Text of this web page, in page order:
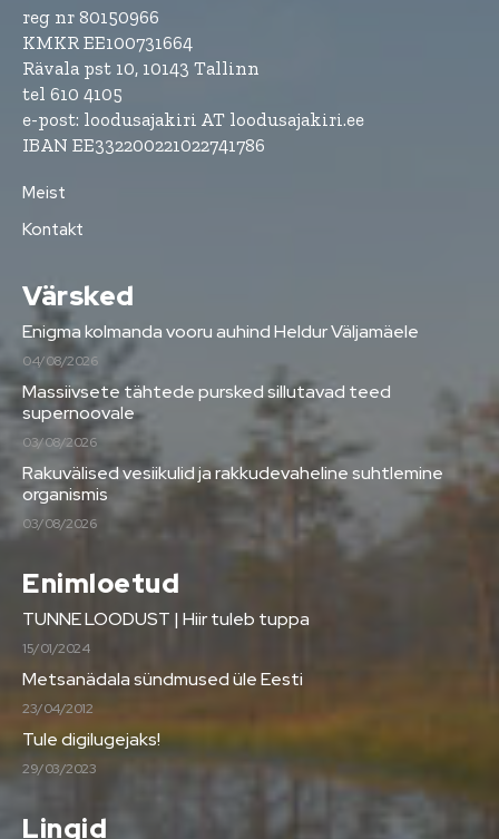
reg nr 80150966
KMKR EE100731664
Rävala pst 10, 10143 Tallinn
tel 610 4105
e-post: loodusajakiri AT loodusajakiri.ee
IBAN EE332200221022741786
Meist
Kontakt
Värsked
Enigma kolmanda vooru auhind Heldur Väljamäele
04/08/2026
Massiivsete tähtede pursked sillutavad teed
supernoovale
03/08/2026
Rakuvälised vesiikulid ja rakkudevaheline suhtlemine
organismis
03/08/2026
Enimloetud
TUNNE LOODUST | Hiir tuleb tuppa
15/01/2024
Metsanädala sündmused üle Eesti
23/04/2012
Tule digilugejaks!
29/03/2023
Lingid